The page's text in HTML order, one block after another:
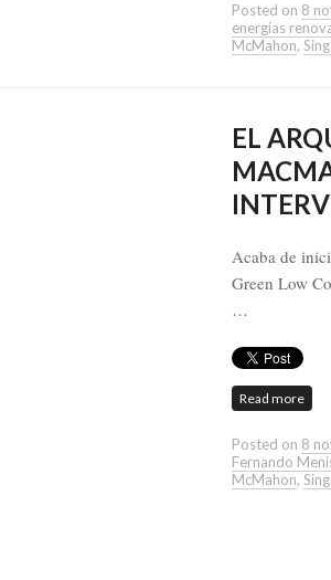
Posted on 8
energías
McMahon,
EL
Acaba de
Green Low
…
Read more
Posted on 8
Fernando
McMahon,